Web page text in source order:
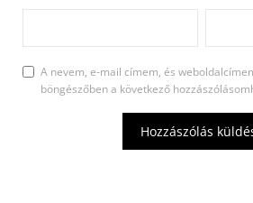
A nevem, e-mail címem, és
böngészőben a következő